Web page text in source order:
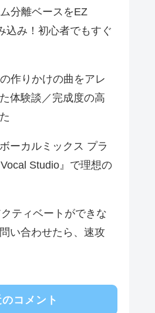
分離ベースをEZ
込み！初心者でもすぐ
作りかけの曲をアレ
体験談／完成度の高
ーカルミックス プラ
Studio』で理想の
ティベートができな
い合わせたら、速攻
コメント